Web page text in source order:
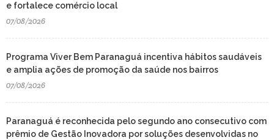
e fortalece comércio local
07/08/2026
Programa Viver Bem Paranaguá incentiva hábitos saudáveis
e amplia ações de promoção da saúde nos bairros
07/08/2026
Paranaguá é reconhecida pelo segundo ano consecutivo com
prêmio de Gestão Inovadora por soluções desenvolvidas no